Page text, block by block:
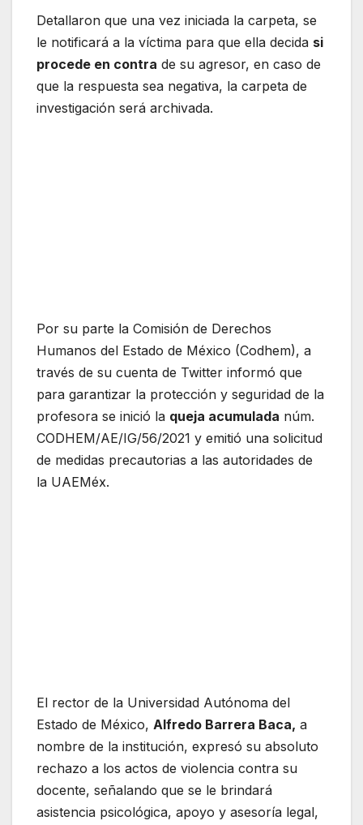
Detallaron que una vez iniciada la carpeta, se
le notificará a la víctima para que ella decida si
procede en contra de su agresor, en caso de
que la respuesta sea negativa, la carpeta de
investigación será archivada.
Por su parte la Comisión de Derechos
Humanos del Estado de México (Codhem), a
través de su cuenta de Twitter informó que
para garantizar la protección y seguridad de la
profesora se inició la queja acumulada núm.
CODHEM/AE/IG/56/2021 y emitió una solicitud
de medidas precautorias a las autoridades de
la UAEMéx.
El rector de la Universidad Autónoma del
Estado de México, Alfredo Barrera Baca, a
nombre de la institución, expresó su absoluto
rechazo a los actos de violencia contra su
docente, señalando que se le brindará
asistencia psicológica, apoyo y asesoría legal,